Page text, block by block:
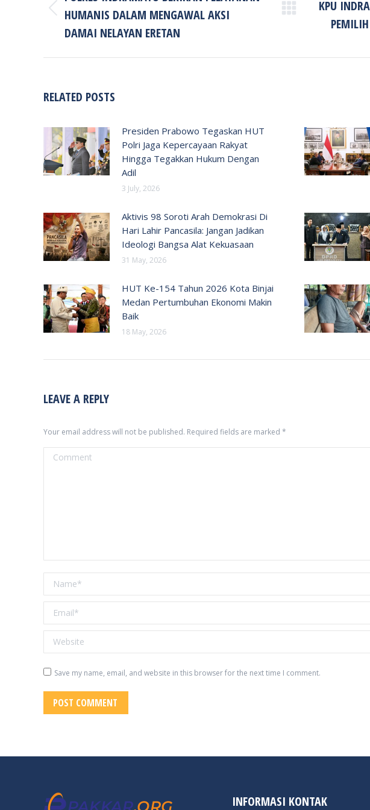
Previous
post:
HUMANIS DALAM MENGAWAL AKSI
DAMAI NELAYAN ERETAN
Next
post:
KPU
RELATED POSTS
Presiden Prabowo Tegaskan HUT
Polri Jaga Kepercayaan Rakyat
Hingga Tegakkan Hukum Dengan
Adil
3 July, 2026
Aktivis 98 Soroti Arah Demokrasi Di
Hari Lahir Pancasila: Jangan Jadikan
Ideologi Bangsa Alat Kekuasaan
31 May, 2026
HUT Ke-154 Tahun 2026 Kota Binjai
Medan Pertumbuhan Ekonomi Makin
Baik
18 May, 2026
LEAVE A REPLY
Your email address will not be published. Required fields are marked *
Comment
Name *
Email *
Website
Save my name, email, and website in this browser for the next time I comment.
POST COMMENT
INFORMASI KONTAK